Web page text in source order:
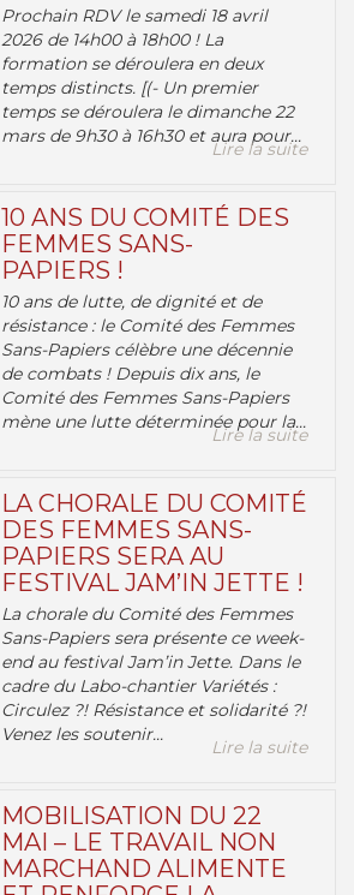
Prochain RDV le samedi 18 avril
2026 de 14h00 à 18h00 ! La
formation se déroulera en deux
temps distincts. [(- Un premier
temps se déroulera le dimanche 22
mars de 9h30 à 16h30 et aura pour...
Lire la suite
10 ANS DU COMITÉ DES
FEMMES SANS-
PAPIERS !
10 ans de lutte, de dignité et de
résistance : le Comité des Femmes
Sans-Papiers célèbre une décennie
de combats ! Depuis dix ans, le
Comité des Femmes Sans-Papiers
mène une lutte déterminée pour la...
Lire la suite
LA CHORALE DU COMITÉ
DES FEMMES SANS-
PAPIERS SERA AU
FESTIVAL JAM’IN JETTE !
La chorale du Comité des Femmes
Sans-Papiers sera présente ce week-
end au festival Jam’in Jette. Dans le
cadre du Labo-chantier Variétés :
Circulez ?! Résistance et solidarité ?!
Venez les soutenir...
Lire la suite
MOBILISATION DU 22
MAI – LE TRAVAIL NON
MARCHAND ALIMENTE